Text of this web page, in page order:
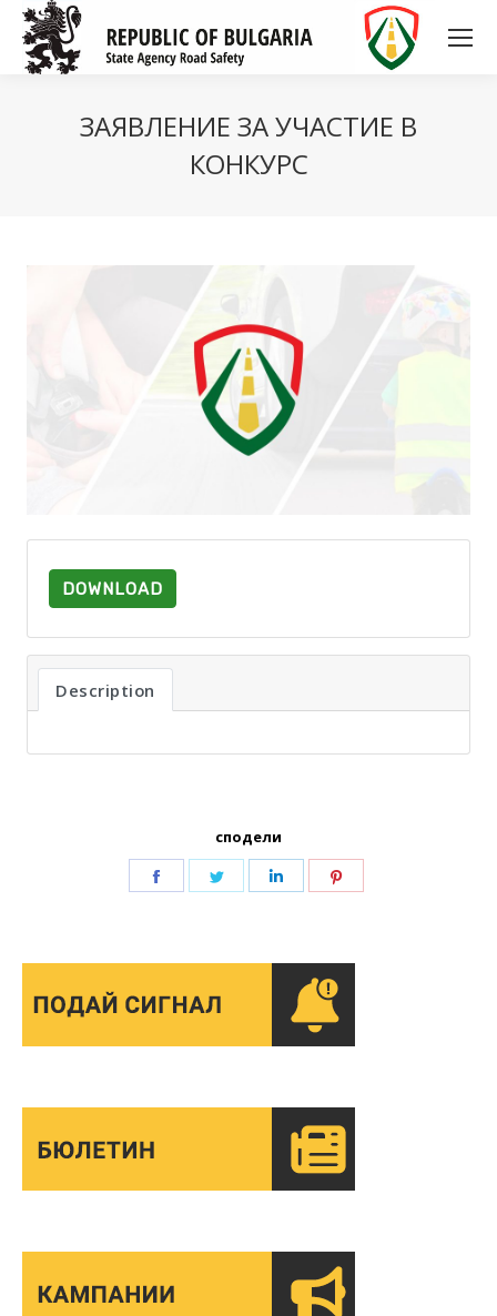
ЗАЯВЛЕНИЕ ЗА УЧАСТИЕ В
КОНКУРС
DOWNLOAD
Description
сподели